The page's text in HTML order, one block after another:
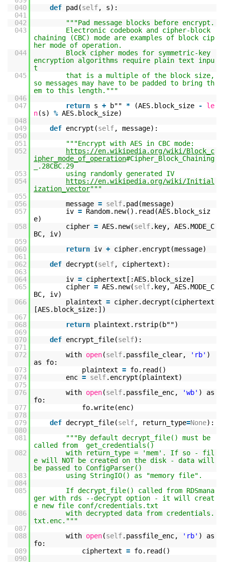
040
def pad(self, s):
041
042
"""Pad message blocks before encrypt.
043
Electronic codebook and cipher-block
chaining (CBC) mode are examples of block cip
her mode of operation.
044
Block cipher modes for symmetric-key
encryption algorithms require plain text inpu
t
045
that is a multiple of the block size,
so messages may have to be padded to bring th
em to this length."""
046
047
return s + b"" * (AES.block_size -
le
n(s) % AES.block_size)
048
049
def encrypt(self, message):
050
051
"""Encrypt with AES in CBC mode:
052
https://en.wikipedia.org/wiki/Block_c
ipher_mode_of_operation#Cipher_Block_Chaining
_.28CBC.29
053
using randomly generated IV
054
https://en.wikipedia.org/wiki/Initial
ization_vector"""
055
056
message = self.pad(message)
057
iv = Random.new().read(AES.block_siz
e)
058
cipher = AES.new(self.key, AES.MODE_C
BC, iv)
059
060
return iv + cipher.encrypt(message)
061
062
def decrypt(self, ciphertext):
063
064
iv = ciphertext[:AES.block_size]
065
cipher = AES.new(self.key, AES.MODE_C
BC, iv)
066
plaintext = cipher.decrypt(ciphertext
[AES.block_size:])
067
068
return plaintext.rstrip(b"")
069
070
def encrypt_file(self):
071
072
with open(self.passfile_clear, 'rb' )
as fo:
073
plaintext = fo.read()
074
enc = self.encrypt(plaintext)
075
076
with open(self.passfile_enc, 'wb' ) as
fo:
077
fo.write(enc)
078
079
def decrypt_file(self, return_type=None):
080
081
"""By default decrypt_file() must be
called from get_credentials()
082
with return_type = 'mem'. If so - fil
e will NOT be created on the disk - data will
be passed to ConfigParser()
083
using StringIO() as "memory file".
084
085
If decrypt_file() called from RDSmana
ger with rds --decrypt option - it will creat
e new file conf/credentials.txt
086
with decrypted data from credentials.
txt.enc."""
087
088
with open(self.passfile_enc, 'rb' ) as
fo:
089
ciphertext = fo.read()
090